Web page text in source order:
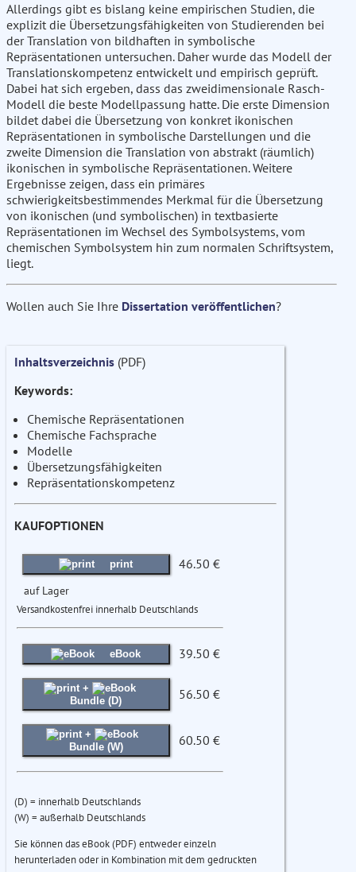
Allerdings gibt es bislang keine empirischen Studien, die
explizit die Übersetzungsfähigkeiten von Studierenden bei
der Translation von bildhaften in symbolische
Repräsentationen untersuchen. Daher wurde das Modell der
Translationskompetenz entwickelt und empirisch geprüft.
Dabei hat sich ergeben, dass das zweidimensionale Rasch-
Modell die beste Modellpassung hatte. Die erste Dimension
bildet dabei die Übersetzung von konkret ikonischen
Repräsentationen in symbolische Darstellungen und die
zweite Dimension die Translation von abstrakt (räumlich)
ikonischen in symbolische Repräsentationen. Weitere
Ergebnisse zeigen, dass ein primäres
schwierigkeitsbestimmendes Merkmal für die Übersetzung
von ikonischen (und symbolischen) in textbasierte
Repräsentationen im Wechsel des Symbolsystems, vom
chemischen Symbolsystem hin zum normalen Schriftsystem,
liegt.
Wollen auch Sie Ihre Dissertation veröffentlichen?
Inhaltsverzeichnis (PDF)
Keywords:
Chemische Repräsentationen
Chemische Fachsprache
Modelle
Übersetzungsfähigkeiten
Repräsentationskompetenz
KAUFOPTIONEN
print 46.50 €
auf Lager
Versandkostenfrei innerhalb Deutschlands
eBook 39.50 €
+
Bundle (D)
56.50 €
+
Bundle (W)
60.50 €
(D) = innerhalb Deutschlands
(W) = außerhalb Deutschlands
Sie können das eBook (PDF) entweder einzeln
herunterladen oder in Kombination mit dem gedruckten